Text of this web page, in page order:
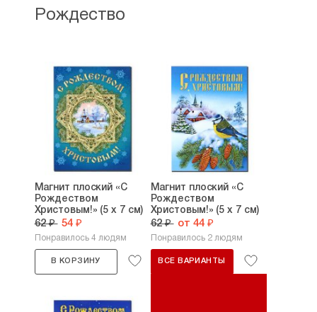
Рождество
Магнит плоский «С
Рождеством
Христовым!» (5 х 7 см)
62 ₽ 54 ₽
Понравилось 4 людям
В КОРЗИНУ
Магнит плоский «С
Рождеством
Христовым!» (5 х 7 см)
62 ₽ от 44 ₽
Понравилось 2 людям
ВСЕ ВАРИАНТЫ